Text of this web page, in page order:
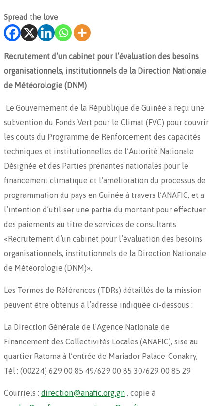
Spread the love
Recrutement d’un cabinet pour l’évaluation des besoins
organisationnels, institutionnels de la Direction Nationale
de Météorologie (DNM)
Le Gouvernement de la République de Guinée a reçu une
subvention du Fonds Vert pour le Climat (FVC) pour couvrir
les couts du Programme de Renforcement des capacités
techniques et institutionnelles de l’Autorité Nationale
Désignée et des Parties prenantes nationales pour le
financement climatique et l’amélioration du processus de
programmation du pays en Guinée à travers l’ANAFIC, et a
l’intention d’utiliser une partie du montant pour effectuer
des paiements au titre de services de consultants
«Recrutement d’un cabinet pour l’évaluation des besoins
organisationnels, institutionnels de la Direction Nationale
de Météorologie (DNM)».
Les Termes de Références (TDRs) détaillés de la mission
peuvent être obtenus à l’adresse indiquée ci-dessous :
La Direction Générale de l’Agence Nationale de
Financement des Collectivités Locales (ANAFIC), sise au
quartier Ratoma à l’entrée de Mariador Palace-Conakry,
Tél : (00224) 629 00 85 49/629 00 85 30/629 00 85 29
Courriels : direction@anafic.org.gn , copie à